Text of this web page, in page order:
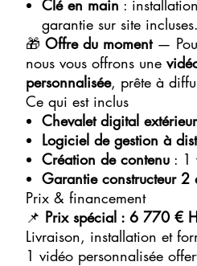
Clé en main :
garantie sur site incluses.
🎁 Offre du moment—
nous vous offrons une
personnalisée, prête à
Ce qui est inclus
Chevalet digital
Logiciel de gestion à
Création de contenu: 1
Garantie constructeur 2
Prix & financement
📌 Prix spécial : 6 770 €
Livraison, installation et
1 vidéo personnalisée